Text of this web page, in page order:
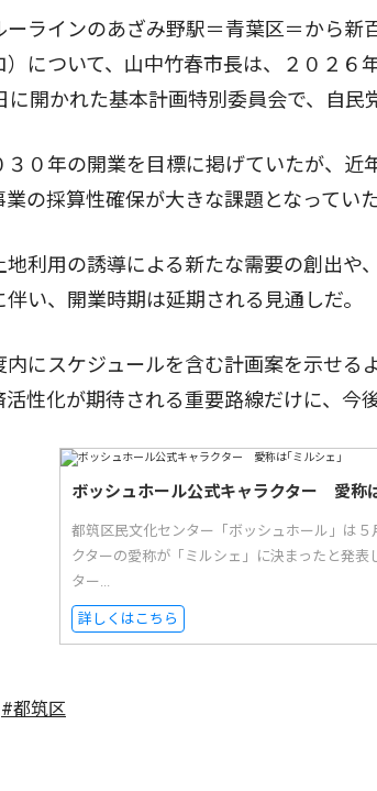
ラインのあざみ野駅＝青葉区＝から新
について、山中竹春市長は、２０２６
に開かれた基本計画特別委員会で、自民
０年の開業を目標に掲げていたが、近
の採算性確保が大きな課題となっていた
利用の誘導による新たな需要の創出や
い、開業時期は延期される見通しだ。
にスケジュールを含む計画案を示せる
性化が期待される重要路線だけに、今
ボッシュホール公式キャラクター 愛称
都筑区民文化センター「ボッシュホール」は５
クターの愛称が「ミルシェ」に決まったと発表
ター...
詳しくはこちら
#都筑区